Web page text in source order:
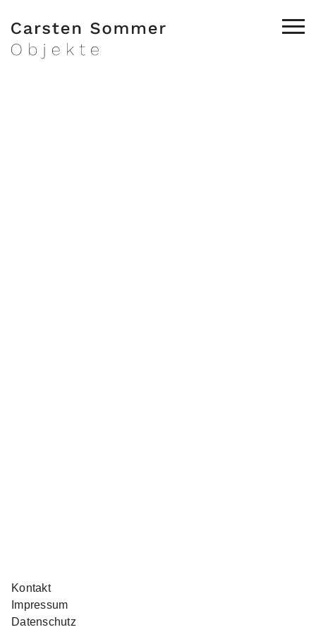
Kontakt
Impressum
Datenschutz